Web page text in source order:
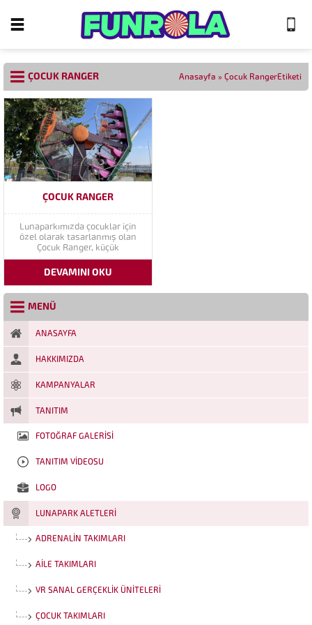
ÇOCUK RANGER Anasayfa » Çocuk RangerEtiketi
ÇOCUK RANGER
Lunaparkımızda çocuklar için
özel olarak tasarlanmış olan
Çocuk Ranger, küçük
misafirlerimize unutulmaz bir
macera sunuyor! 12 kişilik
kapasitesi ile çocukların bir
arada eğlenmesini sağlayan bu
eğlence aracı, güvenli ve
eğlenceli bir deneyim sunmak
için özenle tasarlandı. Çocuk
Ranger, yüksek eğim...
DEVAMINI OKU
MENÜ
ANASAYFA
HAKKIMIZDA
KAMPANYALAR
TANITIM
FOTOĞRAF GALERISI
TANITIM VIDEOSU
LOGO
LUNAPARK ALETLERI
ADRENALIN TAKIMLARI
AILE TAKIMLARI
VR SANAL GERÇEKLIK ÜNITELERI
ÇOCUK TAKIMLARI